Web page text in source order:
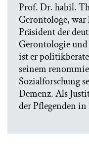
Prof. Dr. habil.
Gerontologe,
Präsident der
Gerontologie
ist er
seinem
Sozialforschung
Demenz. Als
der Pflegenden